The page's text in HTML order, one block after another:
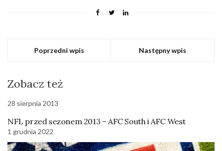
Poprzedni wpis Następny wpis
Zobacz też
28 sierpnia 2013
NFL przed sezonem 2013 – AFC South i AFC West
1 grudnia 2022